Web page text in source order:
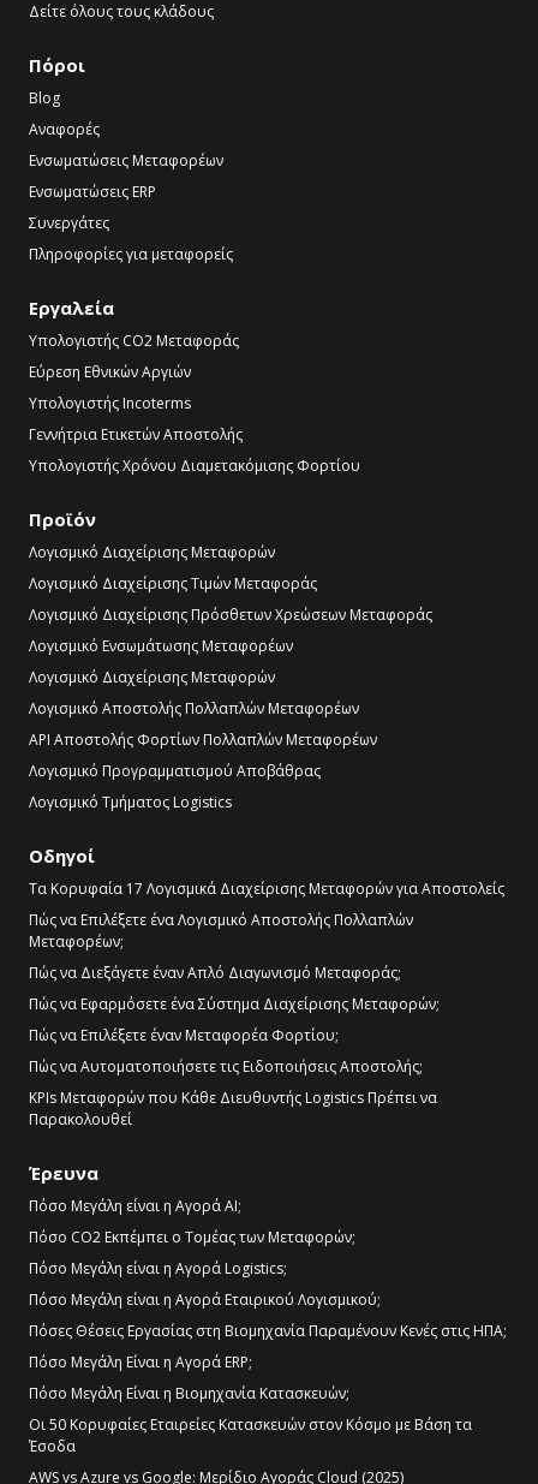
Δείτε όλους τους κλάδους
Πόροι
Blog
Αναφορές
Ενσωματώσεις Μεταφορέων
Ενσωματώσεις ERP
Συνεργάτες
Πληροφορίες για μεταφορείς
Εργαλεία
Υπολογιστής CO2 Μεταφοράς
Εύρεση Εθνικών Αργιών
Υπολογιστής Incoterms
Γεννήτρια Ετικετών Αποστολής
Υπολογιστής Χρόνου Διαμετακόμισης Φορτίου
Προϊόν
Λογισμικό Διαχείρισης Μεταφορών
Λογισμικό Διαχείρισης Τιμών Μεταφοράς
Λογισμικό Διαχείρισης Πρόσθετων Χρεώσεων Μεταφοράς
Λογισμικό Ενσωμάτωσης Μεταφορέων
Λογισμικό Διαχείρισης Μεταφορών
Λογισμικό Αποστολής Πολλαπλών Μεταφορέων
API Αποστολής Φορτίων Πολλαπλών Μεταφορέων
Λογισμικό Προγραμματισμού Αποβάθρας
Λογισμικό Τμήματος Logistics
Οδηγοί
Τα Κορυφαία 17 Λογισμικά Διαχείρισης Μεταφορών για Αποστολείς
Πώς να Επιλέξετε ένα Λογισμικό Αποστολής Πολλαπλών
Μεταφορέων;
Πώς να Διεξάγετε έναν Απλό Διαγωνισμό Μεταφοράς;
Πώς να Εφαρμόσετε ένα Σύστημα Διαχείρισης Μεταφορών;
Πώς να Επιλέξετε έναν Μεταφορέα Φορτίου;
Πώς να Αυτοματοποιήσετε τις Ειδοποιήσεις Αποστολής;
KPIs Μεταφορών που Κάθε Διευθυντής Logistics Πρέπει να
Παρακολουθεί
Έρευνα
Πόσο Μεγάλη είναι η Αγορά AI;
Πόσο CO2 Εκπέμπει ο Τομέας των Μεταφορών;
Πόσο Μεγάλη είναι η Αγορά Logistics;
Πόσο Μεγάλη είναι η Αγορά Εταιρικού Λογισμικού;
Πόσες Θέσεις Εργασίας στη Βιομηχανία Παραμένουν Κενές στις ΗΠΑ;
Πόσο Μεγάλη Είναι η Αγορά ERP;
Πόσο Μεγάλη Είναι η Βιομηχανία Κατασκευών;
Οι 50 Κορυφαίες Εταιρείες Κατασκευών στον Κόσμο με Βάση τα
Έσοδα
AWS vs Azure vs Google: Μερίδιο Αγοράς Cloud (2025)